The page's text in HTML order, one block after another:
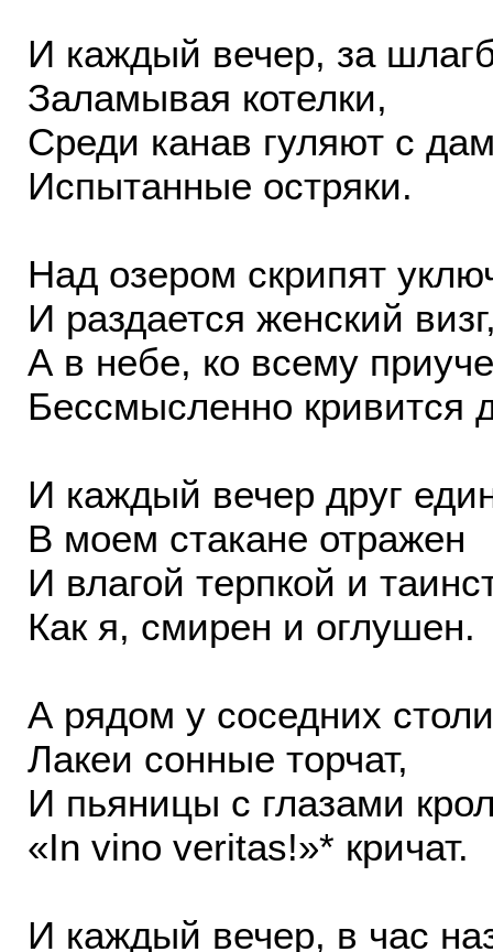
И каждый вечер, за
Заламывая котелки,
Среди канав гуляют с
Испытанные остряки.
Над озером скрипят
И раздается женский
А в небе, ко всему
Бессмысленно кривится
И каждый вечер друг
В моем стакане отражен
И влагой терпкой и
Как я, смирен и оглушен.
А рядом у соседних
Лакеи сонные торчат,
И пьяницы с глазами
«In vino veritas!»* кричат.
И каждый вечер, в час